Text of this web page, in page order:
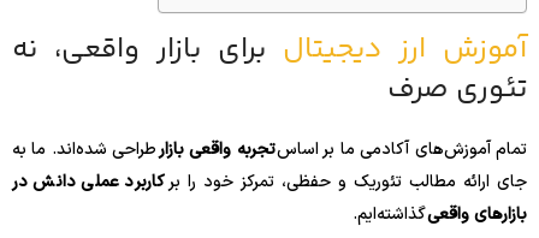
آموزش ارز دیجیتال برای بازار واقعی، نه
تئوری صرف
تمام آموزش‌های آکادمی ما بر اساستجربه واقعی بازارطراحی شده‌اند. ما به
جای ارائه مطالب تئوریک و حفظی، تمرکز خود را برکاربرد عملی دانش در
بازارهای واقعیگذاشته‌ایم.